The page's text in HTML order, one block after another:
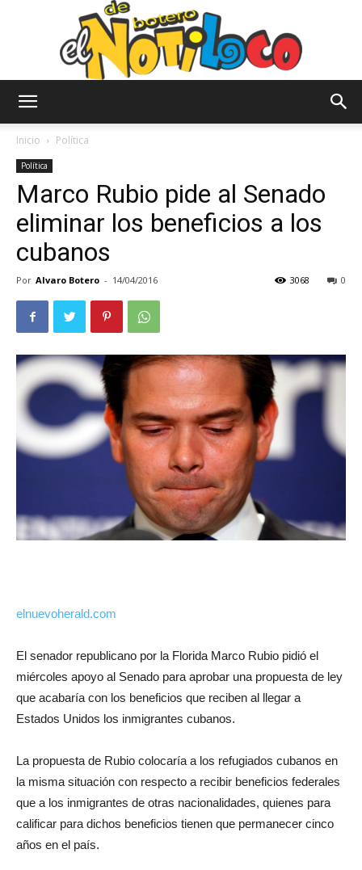
Notiloco
Inicio Política
Política
Marco Rubio pide al Senado
eliminar los beneficios a los
cubanos
Por Alvaro Botero - 14/04/2016 0
3068
elnuevoherald.com
El senador republicano por la Florida Marco Rubio pidió el
miércoles apoyo al Senado para aprobar una propuesta de ley
que acabaría con los beneficios que reciben al llegar a
Estados Unidos los inmigrantes cubanos.
La propuesta de Rubio colocaría a los refugiados cubanos en
la misma situación con respecto a recibir beneficios federales
que a los inmigrantes de otras nacionalidades, quienes para
calificar para dichos beneficios tienen que permanecer cinco
años en el país.